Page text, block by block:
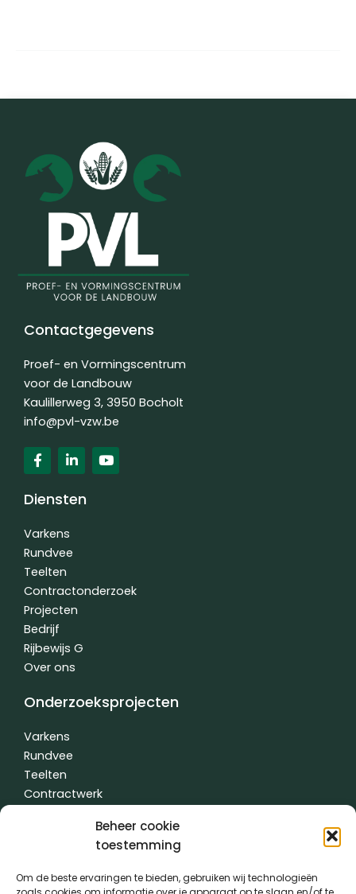
Beheer cookie
toestemming
Om de beste ervaringen te bieden, gebruiken wij technologieën
Contactgegevens
Proef- en Vormingscentrum
voor de Landbouw
Kaulillerweg 3, 3950 Bocholt
info@pvl-vzw.be
F
a
c
e
b
o
k
-
f
L
i
n
k
e
n
-
n
Y
o
u
Diensten
Varkens
Rundvee
Teelten
Contractonderzoek
Projecten
Bedrijf
Rijbewijs G
Over ons
Onderzoeksprojecten
Varkens
Rundvee
Teelten
Contractwerk